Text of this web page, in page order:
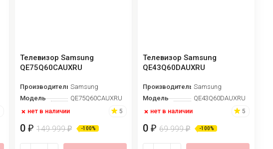
Телевизор Samsung
QE75Q60CAUXRU
ПроизводительSamsung
Модель
QE75Q60CAUXRU
нет в наличии
5
0₽ 149 999₽ -100%
Телевизор Samsung
QE43Q60DAUXRU
Производитель Samsung
Модель
QE43Q60DAUXRU
нет в наличии
5
0₽ 69 999₽ -100%